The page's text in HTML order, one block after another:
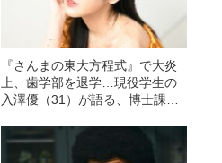
『さんまの東大方程式』で大炎
上、歯学部を退学…現役学生の
入澤優（31）が語る、博士課程